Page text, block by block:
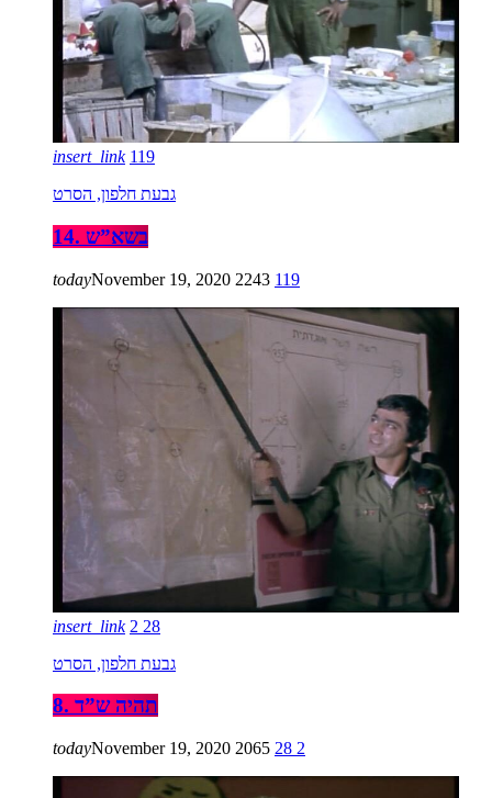
insert_link 119
גבעת חלפון, הסרט
14. בשא”ש
todayNovember 19, 2020 2243 119
insert_link 2 28
גבעת חלפון, הסרט
8. תהיה ש”ד
todayNovember 19, 2020 2065 28 2